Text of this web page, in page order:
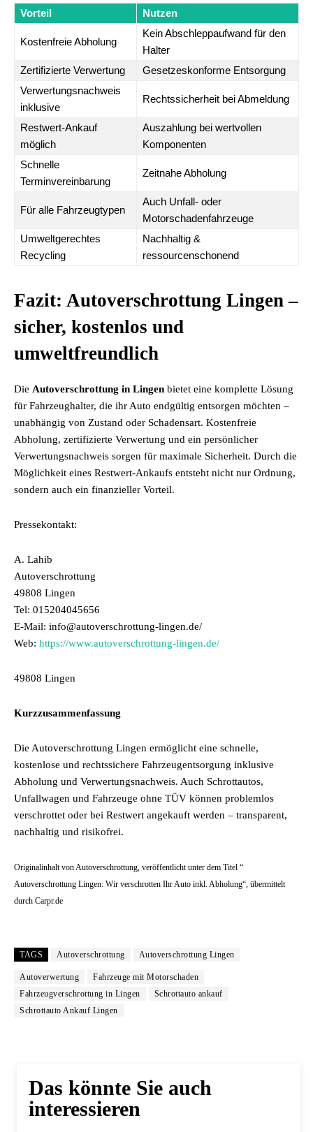
Vorteil Nutzen
Kostenfreie Abholung
Kein Abschleppaufwand für den
Halter
Zertifizierte Verwertung
Gesetzeskonforme Entsorgung
Verwertungsnachweis
inklusive
Rechtssicherheit bei Abmeldung
Restwert-Ankauf
möglich
Auszahlung bei wertvollen
Komponenten
Schnelle
Terminvereinbarung
Zeitnahe Abholung
Für alle Fahrzeugtypen
Auch Unfall- oder
Motorschadenfahrzeuge
Umweltgerechtes
Recycling
Nachhaltig &
ressourcenschonend
Fazit: Autoverschrottung Lingen –
sicher, kostenlos und
umweltfreundlich
Die Autoverschrottung in Lingen bietet eine komplette Lösung
für Fahrzeughalter, die ihr Auto endgültig entsorgen möchten –
unabhängig von Zustand oder Schadensart. Kostenfreie
Abholung, zertifizierte Verwertung und ein persönlicher
Verwertungsnachweis sorgen für maximale Sicherheit. Durch die
Möglichkeit eines Restwert-Ankaufs entsteht nicht nur Ordnung,
sondern auch ein finanzieller Vorteil.
Pressekontakt:
A. Lahib
Autoverschrottung
49808 Lingen
Tel: 015204045656
E-Mail: info@autoverschrottung-lingen.de/
Web: https://www.autoverschrottung-lingen.de/
49808 Lingen
Kurzzusammenfassung
Die Autoverschrottung Lingen ermöglicht eine schnelle,
kostenlose und rechtssichere Fahrzeugentsorgung inklusive
Abholung und Verwertungsnachweis. Auch Schrottautos,
Unfallwagen und Fahrzeuge ohne TÜV können problemlos
verschrottet oder bei Restwert angekauft werden – transparent,
nachhaltig und risikofrei.
Originalinhalt von Autoverschrottung, veröffentlicht unter dem Titel “
Autoverschrottung Lingen: Wir verschrotten Ihr Auto inkl. Abholung“, übermittelt
durch Carpr.de
TAGS Autoverschrottung Autoverschrottung Lingen
Autoverwertung
Fahrzeuge mit Motorschaden
Fahrzeugverschrottung in Lingen
Schrottauto ankauf
Schrottauto Ankauf Lingen
Das könnte Sie auch
interessieren